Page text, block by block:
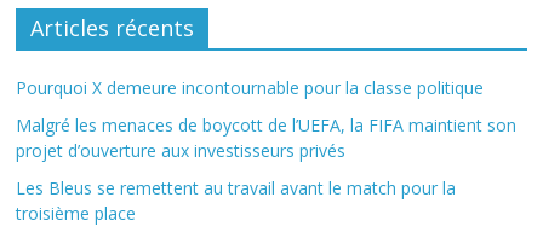
Articles récents
Pourquoi X demeure incontournable pour la classe politique
Malgré les menaces de boycott de l’UEFA, la FIFA maintient son
projet d’ouverture aux investisseurs privés
Les Bleus se remettent au travail avant le match pour la
troisième place